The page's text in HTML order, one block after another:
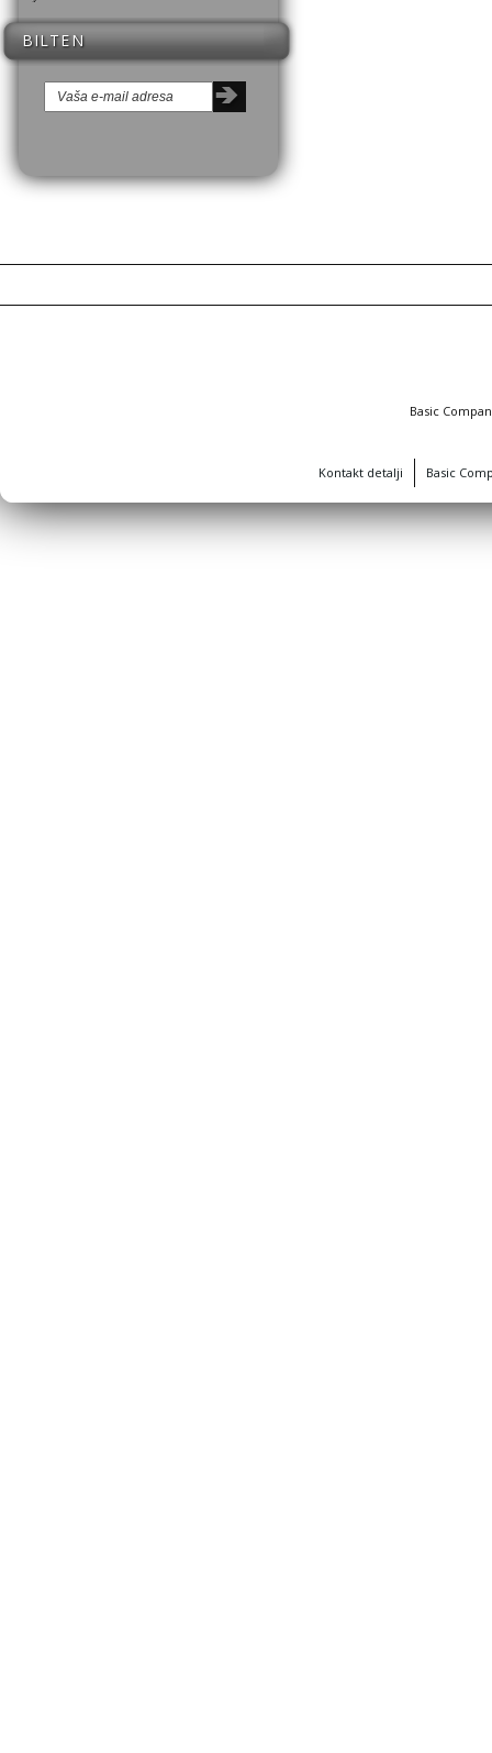
BILTEN
Basic
Kontakt detalji Basic